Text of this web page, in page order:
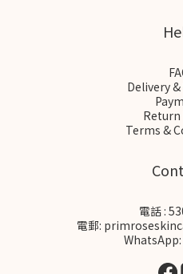
Delivery
Terms &
電話 :
電郵: